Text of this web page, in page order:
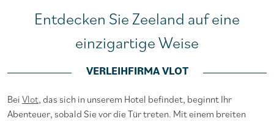
Entdecken Sie Zeeland auf eine
einzigartige Weise
VERLEIHFIRMA VLOT
Bei Vlot, das sich in unserem Hotel befindet, beginnt Ihr
Abenteuer, sobald Sie vor die Tür treten. Mit einem breiten